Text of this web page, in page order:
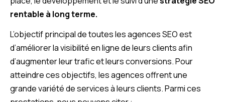
rentable à long terme.
L’objectif principal de toutes les agences SEO est
d’améliorer la visibilité en ligne de leurs clients afin
d’augmenter leur trafic et leurs conversions. Pour
atteindre ces objectifs, les agences offrent une
grande variété de services à leurs clients. Parmi ces